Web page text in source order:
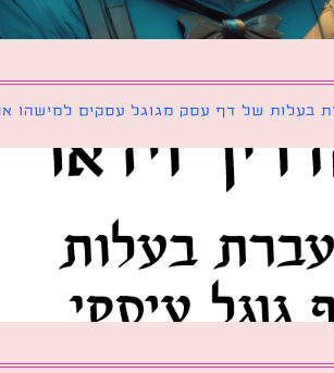
של דף עסק מגוגל עסקים למישהו אחר?